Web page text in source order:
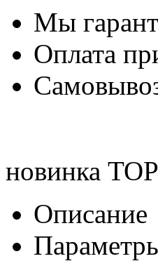
Мы
Оплата
новинка TOP
Описание